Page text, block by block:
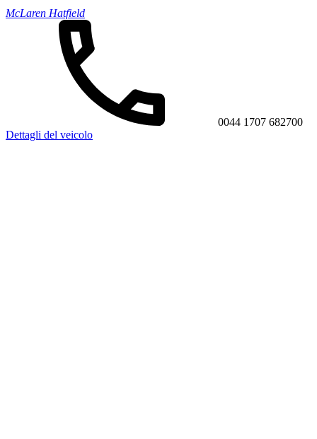
McLaren Hatfield
0044 1707 682700
Dettagli del veicolo